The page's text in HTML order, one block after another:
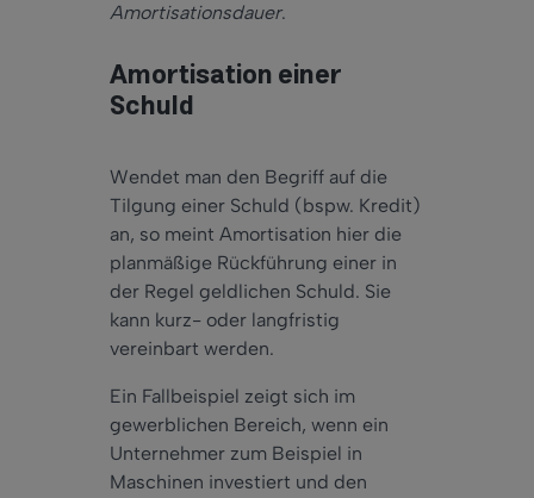
Amortisationsdauer.
Amortisation einer
Schuld
Wendet man den Begriff auf die
Tilgung einer Schuld (bspw. Kredit)
an, so meint Amortisation hier die
planmäßige Rückführung einer in
der Regel geldlichen Schuld. Sie
kann kurz- oder langfristig
vereinbart werden.
Ein Fallbeispiel zeigt sich im
gewerblichen Bereich, wenn ein
Unternehmer zum Beispiel in
Maschinen investiert und den